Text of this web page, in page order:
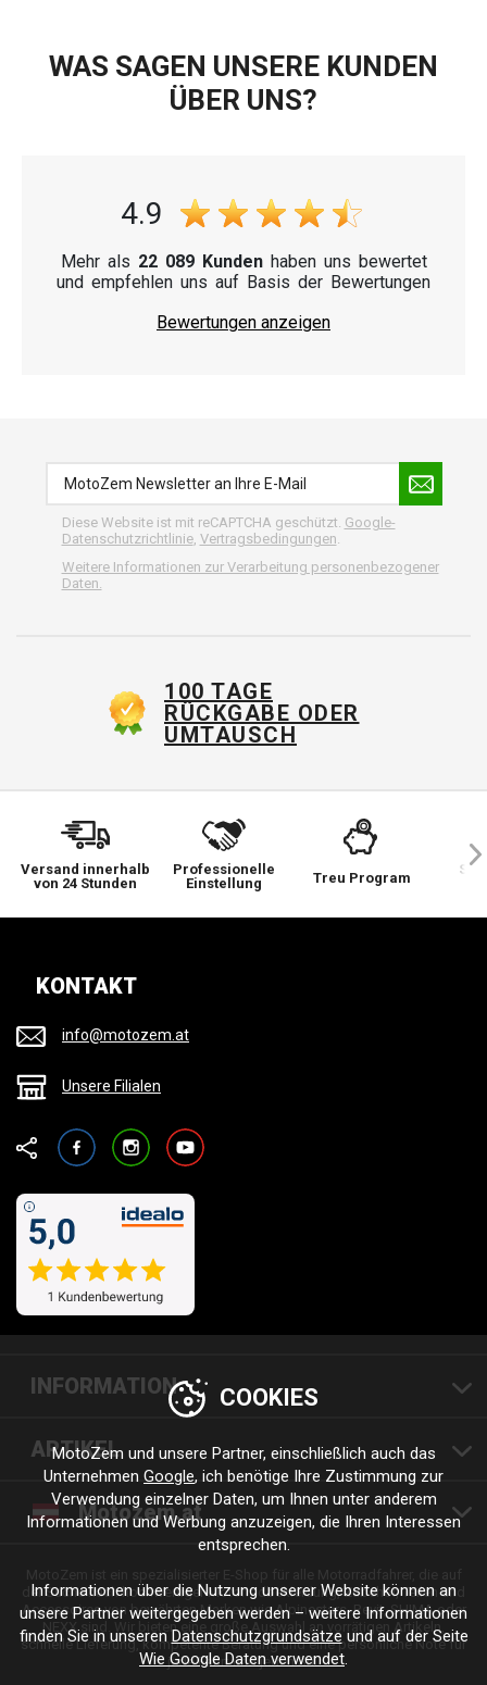
WAS SAGEN UNSERE KUNDEN
ÜBER UNS?
4.9
Mehr als 22 089 Kundenhaben uns bewertet
und empfehlen uns auf Basis der Bewertungen
Bewertungen anzeigen
Diese Website ist mit reCAPTCHA geschützt. Google-
Datenschutzrichtlinie, Vertragsbedingungen
Weitere Informationen zur Verarbeitung personenbezogener
Daten.
100 TAGE
RÜCKGABE ODER
UMTAUSCH
Versand innerhalb
von 24 Stunden
Professionelle
Einstellung
Treu Program
Sie
KONTAKT
info@motozem.at
Unsere Filialen
FacebookInstagramYouTube
INFORMATION
ARTIKEL
Motozem.at
der Suche nach hochwertiger Motorradbekleidung, Zubehör, Teilen und
Accessoires von bewährten Marken wie Alpinestars, Revit, SHIMA oder
NEXX sind. Wir bieten eine große Auswahl an vorrätigen Artikeln,
schnelle Lieferung, kompetente Beratung und eine persönliche Note für
jede Fahrt und jeden Stil.
COOKIES
MotoZem und unsere Partner, einschließlich auch das
Unternehmen Google, ich benötige Ihre Zustimmung zur
Verwendung einzelner Daten, um Ihnen unter anderem
Informationen und Werbung anzuzeigen, die Ihren Interessen
entsprechen.
Informationen über die Nutzung unserer Website können an
unsere Partner weitergegeben werden – weitere Informationen
finden Sie in unseren Datenschutzgrundsätze und auf der Seite
Wie Google Daten verwendet.